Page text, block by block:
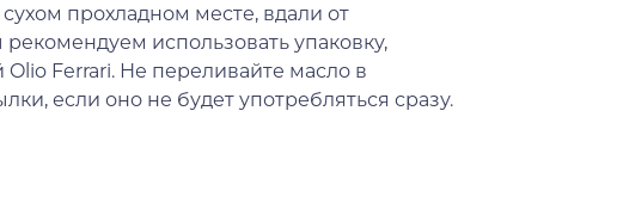
сухом прохладном месте, вдали от
использовать упаковку,
Ferrari. Не переливайте масло в
если оно не будет употребляться сразу.